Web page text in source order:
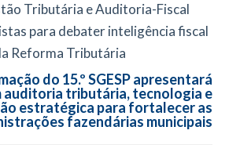
Tributária e Auditoria-Fiscal
para debater inteligência fiscal
Reforma Tributária
do 15.º SGESP apresentará
auditoria tributária, tecnologia e
estratégica para fortalecer as
fazendárias municipais